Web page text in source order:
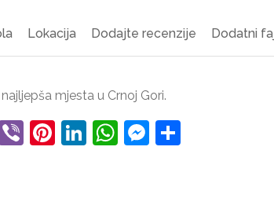
Lokacija Dodajte recenzije Dodatni
mjesta u Crnoj Gori.
ViberPinterest
LinkedIn
WhatsApp
Messenger